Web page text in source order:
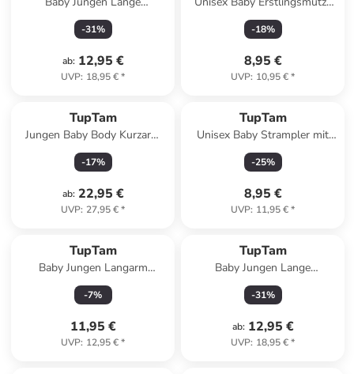
Pumphose 3er Pack in
grau/beige
-31%
ab: 12,95 €
UVP: 18,95 €*
zum Binden 2er Pack in grau
Modell 1
-18%
8,95 €
UVP: 10,95 €*
TupTam
Jungen Baby Body Kurzarm
5er Pack in beige/blau
-17%
ab: 22,95 €
UVP: 27,95 €*
TupTam
Unisex Baby Strampler mit
Spruch in weiß Modell 2
-25%
8,95 €
UVP: 11,95 €*
TupTam
Baby Jungen Langarm
Kurzarm Body mit Kragen in
weiß Modell 1
-7%
11,95 €
UVP: 12,95 €*
TupTam
Baby Jungen Lange
Pumphose 3er Pack in
schwarz/grau
-31%
ab: 12,95 €
UVP: 18,95 €*